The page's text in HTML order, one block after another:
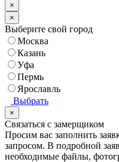
×
×
Выберите свой город
Москва
Казань
Уфа
Пермь
Ярославль
Выбрать
×
Связаться с замерщиком
Просим вас заполнить
запросом. В подробной
необходимые файлы,